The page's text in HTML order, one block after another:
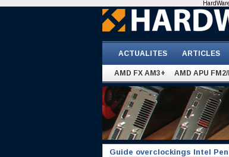
ACTUALITES ARTICLES
AMD FX AM3+ AMD APU
Guide overclockings Intel